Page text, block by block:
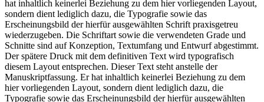
hat inhaltlich keinerlei Beziehung zu dem hier vorliegenden Layout,
sondern dient lediglich dazu, die Typografie sowie das
Erscheinungsbild der hierfür ausgewählten Schrift praxisgetreu
wiederzugeben. Die Schriftart sowie die verwendeten Grade und
Schnitte sind auf Konzeption, Textumfang und Entwurf abgestimmt.
Der spätere Druck mit dem definitiven Text wird typografisch
diesem Layout entsprechen. Dieser Text steht anstelle der
Manuskriptfassung. Er hat inhaltlich keinerlei Beziehung zu dem
hier vorliegenden Layout, sondern dient lediglich dazu, die
Typografie sowie das Erscheinungsbild der hierfür ausgewählten